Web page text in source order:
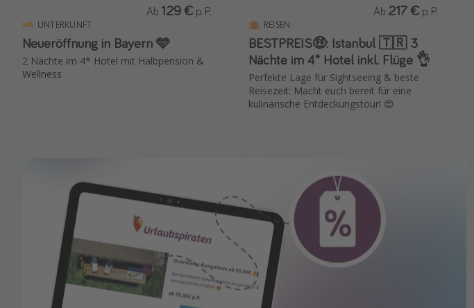
UNTERKUNFT
Neueröffnung in Bayern 🩵
2 Nächte im 4* Hotel mit Halbpension &
Wellness
Ab 129 € p. P.
REISEN
BESTPREIS🤑: Istanbul 🇹🇷 3
Nächte im 4* Hotel inkl. Flüge 👌
Perfekte Lage für Sightseeing & beste
Reisezeit: Macht euch bereit für eine
kulinarische Entdeckungstour! 😍
Ab 217 € p. P.